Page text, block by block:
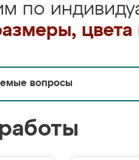
по
цвета
вопросы